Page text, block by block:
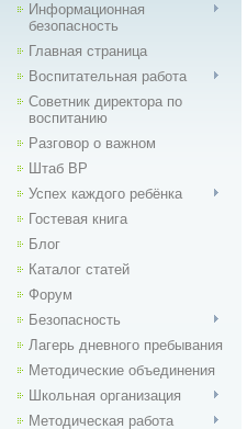
Информационная
безопасность
Главная страница
Воспитательная работа
Советник директора по
воспитанию
Разговор о важном
Штаб ВР
Успех каждого ребёнка
Гостевая книга
Блог
Каталог статей
Форум
Безопасность
Лагерь дневного пребывания
Методические объединения
Школьная организация
Методическая работа